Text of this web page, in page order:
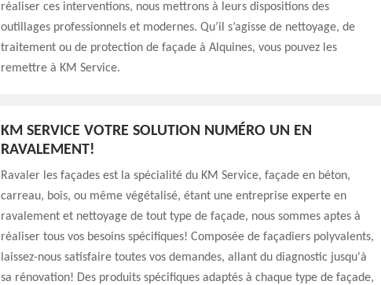
réaliser ces interventions, nous mettrons à leurs dispositions des
outillages professionnels et modernes. Qu’il s’agisse de nettoyage, de
traitement ou de protection de façade à Alquines, vous pouvez les
remettre à KM Service.
KM SERVICE VOTRE SOLUTION NUMÉRO UN EN
RAVALEMENT!
Ravaler les façades est la spécialité du KM Service, façade en béton,
carreau, bois, ou même végétalisé, étant une entreprise experte en
ravalement et nettoyage de tout type de façade, nous sommes aptes à
réaliser tous vos besoins spécifiques! Composée de façadiers polyvalents,
laissez-nous satisfaire toutes vos demandes, allant du diagnostic jusqu'à
sa rénovation! Des produits spécifiques adaptés à chaque type de façade,